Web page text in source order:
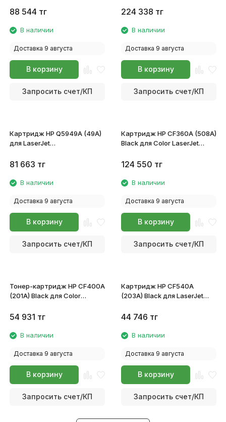
MFP M527c/M527f/M527dn
88 544 тг
В наличии
Доставка 9 августа
В корзину
Запросить счет/КП
MFP M527c/M527f/M527dn
224 338 тг
В наличии
Доставка 9 августа
В корзину
Запросить счет/КП
Картридж HP Q5949A (49A)
для LaserJet
81 663 тг
В наличии
Доставка 9 августа
В корзину
Запросить счет/КП
Картридж HP CF360A (508A)
Black для Color LaserJet
124 550 тг
В наличии
Доставка 9 августа
В корзину
Запросить счет/КП
Тонер-картридж HP CF400A
(201A) Black для Color
54 931 тг
В наличии
Доставка 9 августа
В корзину
Запросить счет/КП
Картридж HP CF540A
(203A) Black для LaserJet
M254dw/M254nw/M280nw/
44 746 тг
В наличии
Доставка 9 августа
В корзину
Запросить счет/КП